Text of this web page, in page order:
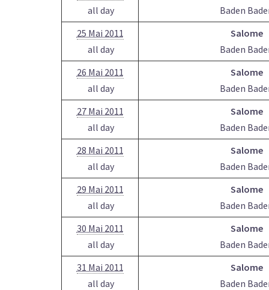
all day
Baden
25 Mai 2011
all day
Salome
Baden
26 Mai 2011
all day
Salome
Baden
27 Mai 2011
all day
Salome
Baden
28 Mai 2011
all day
Salome
Baden
29 Mai 2011
all day
Salome
Baden
30 Mai 2011
all day
Salome
Baden
31 Mai 2011
all day
Salome
Baden